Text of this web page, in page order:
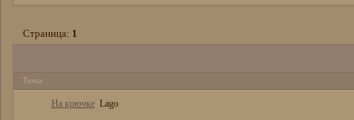
Страница: 1
Тема
На крючке Lago